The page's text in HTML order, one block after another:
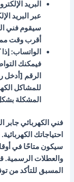
البريد
عبر البريد
سيقوم فني
أقرب وقت
الواتساب:
فيمكنك
الرقم [أدخل
للمشاكل
المشكلة
فني الكهربائي جابر
احتياجاتك
سيكون متاحًا في
والعطلات الرسمية.
المسبق للتأكد من